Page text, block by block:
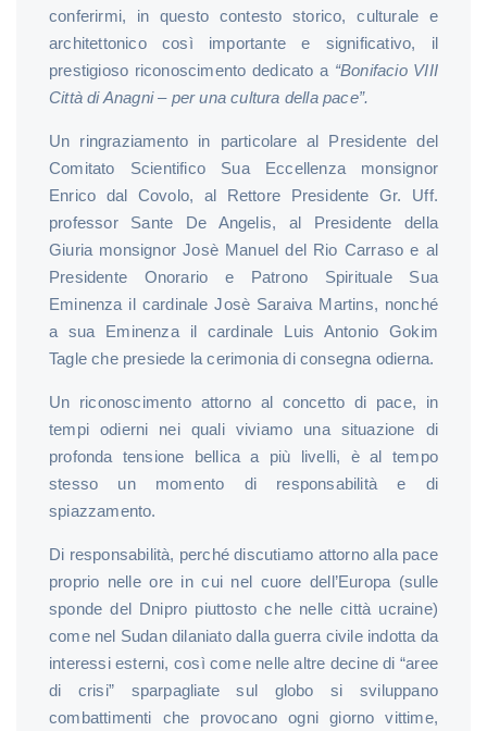
conferirmi, in questo contesto storico, culturale e
architettonico così importante e significativo, il
prestigioso riconoscimento dedicato a “Bonifacio VIII
Città di Anagni – per una cultura della pace”.
Un ringraziamento in particolare al Presidente del
Comitato Scientifico Sua Eccellenza monsignor
Enrico dal Covolo, al Rettore Presidente Gr. Uff.
professor Sante De Angelis, al Presidente della
Giuria monsignor Josè Manuel del Rio Carraso e al
Presidente Onorario e Patrono Spirituale Sua
Eminenza il cardinale Josè Saraiva Martins, nonché
a sua Eminenza il cardinale Luis Antonio Gokim
Tagle che presiede la cerimonia di consegna odierna.
Un riconoscimento attorno al concetto di pace, in
tempi odierni nei quali viviamo una situazione di
profonda tensione bellica a più livelli, è al tempo
stesso un momento di responsabilità e di
spiazzamento.
Di responsabilità, perché discutiamo attorno alla pace
proprio nelle ore in cui nel cuore dell’Europa (sulle
sponde del Dnipro piuttosto che nelle città ucraine)
come nel Sudan dilaniato dalla guerra civile indotta da
interessi esterni, così come nelle altre decine di “aree
di crisi” sparpagliate sul globo si sviluppano
combattimenti che provocano ogni giorno vittime,